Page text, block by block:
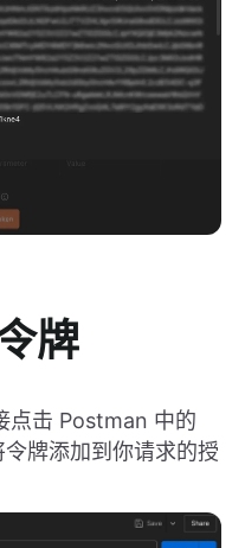
牌
点击 Postman 中的
牌添加到你请求的授